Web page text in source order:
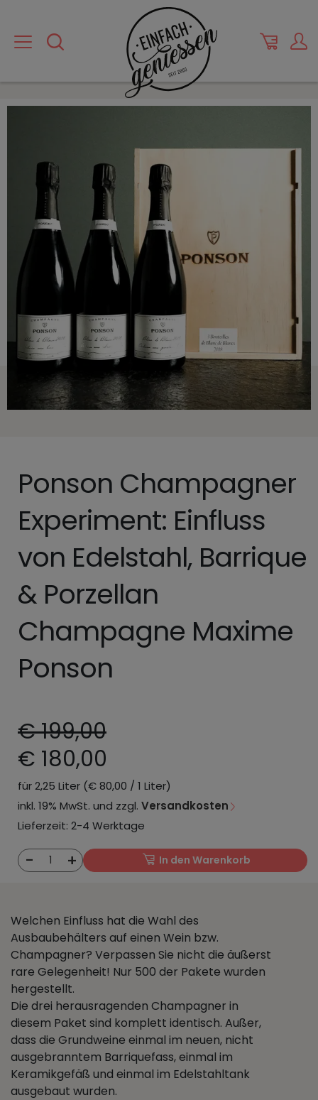
Ponson Champagner
Experiment: Einfluss
von Edelstahl, Barrique
& Porzellan
Champagne Maxime
Ponson
€ 199,00
€ 180,00
für 2,25 Liter (€ 80,00 / 1 Liter)
inkl. 19% MwSt. und zzgl. Versandkosten
Lieferzeit: 2-4 Werktage
- 1 + In den Warenkorb
Welchen Einfluss hat die Wahl des
Ausbaubehälters auf einen Wein bzw.
Champagner? Verpassen Sie nicht die äußerst
rare Gelegenheit! Nur 500 der Pakete wurden
hergestellt.
Die drei herausragenden Champagner in
diesem Paket sind komplett identisch. Außer,
dass die Grundweine einmal im neuen, nicht
ausgebranntem Barriquefass, einmal im
Keramikgefäß und einmal im Edelstahltank
ausgebaut wurden.